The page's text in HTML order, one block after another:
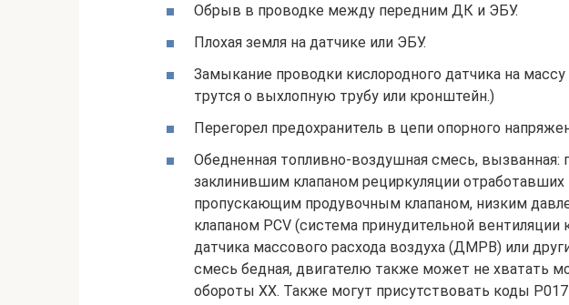
Обрыв в проводке между передним ДК и ЭБУ.
Плохая земля на датчике или ЭБУ.
Замыкание проводки кислородного датчика на
трутся о выхлопную трубу или кронштейн.)
Перегорел предохранитель в цепи опорного
Обедненная топливно-воздушная смесь, вызванная:
заклинившим клапаном рециркуляции отработавших
пропускающим продувочным клапаном, низким
клапаном PCV (система принудительной вентиляции
датчика массового расхода воздуха (ДМРВ) или
смесь бедная, двигателю также может не хватать
обороты ХХ. Также могут присутствовать коды